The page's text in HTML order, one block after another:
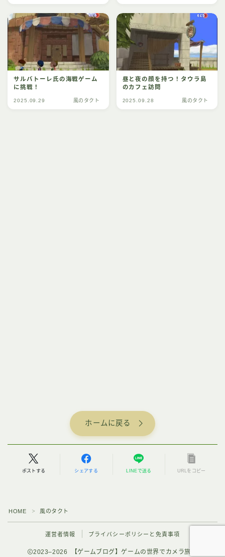
サルバトーレ氏の海戦ゲーム
に挑戦！
2025.09.29 風のタクト
昼と夜の顔を持つ！タウラ島
のカフェ訪問
2025.09.28 風のタクト
ホームに戻る
ポストする シェアする LINEで送る URLをコピー
HOME ＞ 風のタクト
運営者情報 プライバシーポリシーと免責事項
2023–2026 【ゲームブログ】ゲームの世界でカメラ旅行